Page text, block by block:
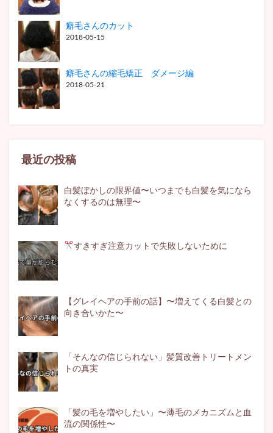
癖毛さんのカット
2018-05-15
癖毛さんの縮毛矯正 ダメージ編
2018-05-21
最近の投稿
白髪ぼかしの限界値〜いつまでも白髪を気になら
なくするのは無理〜
すきすぎ注意カットで失敗しないために
【グレイヘアの手前の話】〜増えてくる白髪との
向き合いかた〜
「そんなの信じられない」髪質改善トリートメン
トの真実
「髪の毛を増やしたい」〜薄毛のメカニズムと血
流の関係性〜